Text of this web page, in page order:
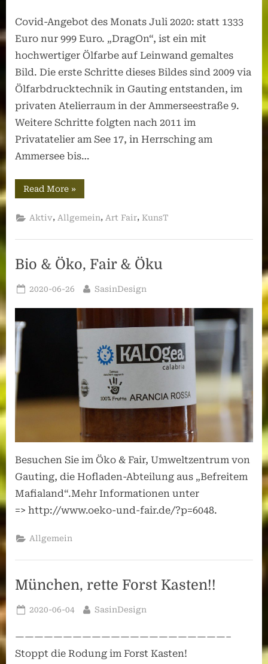
Covid-Angebot des Monats Juli 2020: statt 1333
Euro nur 999 Euro. „DragOn“, ist ein mit
hochwertiger Ölfarbe auf Leinwand gemaltes
Bild. Die erste Schritte dieses Bildes sind 2009 via
Ölfarbdrucktechnik in Gauting entstanden, im
privaten Atelierraum in der Ammerseestraße 9.
Weitere Schritte folgten nach 2011 im
Privatatelier am See 17, in Herrsching am
Ammersee bis…
Read More“Covid19-
Aktion
des
Juli
»
Aktiv, Allgemein, Art Fair, KunsT
Bio & Öko, Fair & Öku
Posted
2020-06-26 By
SasinDesign
Besuchen Sie im Öko & Fair, Umweltzentrum von
Gauting, die Hofladen-Abteilung aus „Befreitem
Mafialand“.Mehr Informationen unter
=> http://www.oeko-und-fair.de/?p=6048.
Allgemein
München, rette Forst Kasten!!
Posted
2020-06-04 By
SasinDesign
——————————————————————–
Stoppt die Rodung im Forst Kasten!